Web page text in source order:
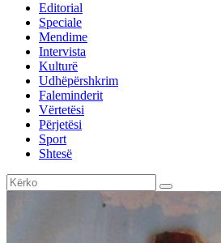
Editorial
Speciale
Mendime
Intervista
Kulturë
Udhëpërshkrim
Faleminderit
Vërtetësi
Përjetësi
Sport
Shtesë